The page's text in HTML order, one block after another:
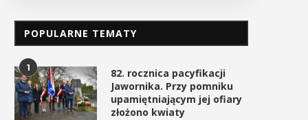
POPULARNE TEMATY
1
82. rocznica pacyfikacji
Jawornika. Przy pomniku
upamiętniającym jej ofiary
złożono kwiaty